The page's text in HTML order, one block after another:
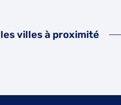
villes à proximité